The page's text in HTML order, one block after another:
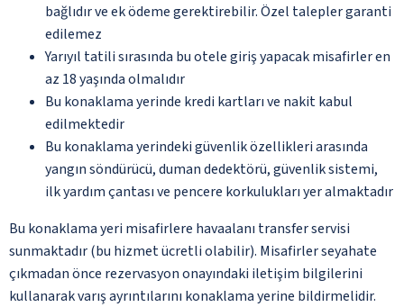
bağlıdır ve ek ödeme gerektirebilir. Özel talepler garanti
edilemez
Yarıyıl tatili sırasında bu otele giriş yapacak misafirler en
az 18 yaşında olmalıdır
Bu konaklama yerinde kredi kartları ve nakit kabul
edilmektedir
Bu konaklama yerindeki güvenlik özellikleri arasında
yangın söndürücü, duman dedektörü, güvenlik sistemi,
ilk yardım çantası ve pencere korkulukları yer almaktadır
Bu konaklama yeri misafirlere havaalanı transfer servisi
sunmaktadır (bu hizmet ücretli olabilir). Misafirler seyahate
çıkmadan önce rezervasyon onayındaki iletişim bilgilerini
kullanarak varış ayrıntılarını konaklama yerine bildirmelidir.